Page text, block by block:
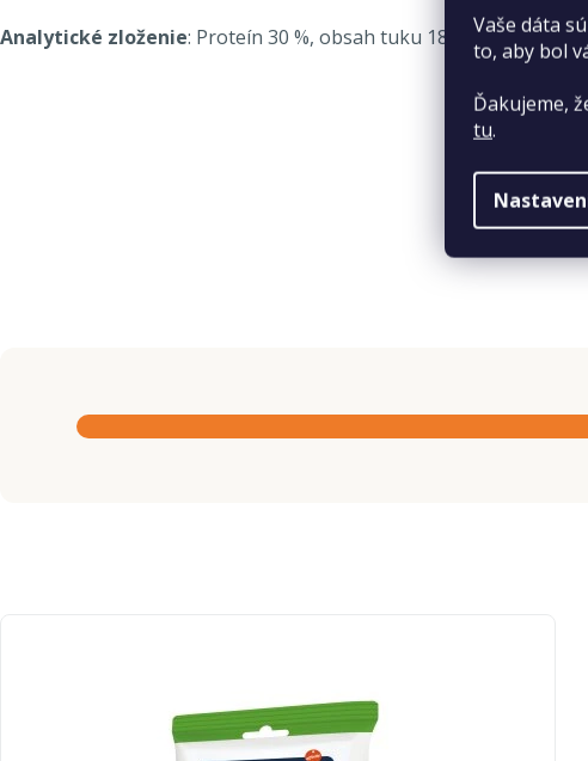
Vaše dáta
to, aby bol
Ďakujeme,
tu.
Analytické zloženie: Proteín 30 %, obsah tuku 18 %, obsah